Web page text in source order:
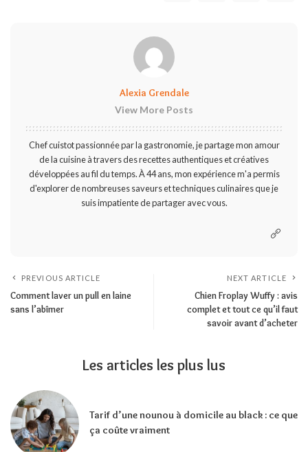
Alexia Grendale
View More Posts
Chef cuistot passionnée par la gastronomie, je partage mon amour
de la cuisine à travers des recettes authentiques et créatives
développées au fil du temps. À 44 ans, mon expérience m'a permis
d'explorer de nombreuses saveurs et techniques culinaires que je
suis impatiente de partager avec vous.
PREVIOUS ARTICLE
Comment laver un pull en laine
sans l’abîmer
NEXT ARTICLE
Chien Froplay Wuffy : avis
complet et tout ce qu’il faut
savoir avant d’acheter
Les articles les plus lus
Tarif d’une nounou à domicile au black : ce que
ça coûte vraiment